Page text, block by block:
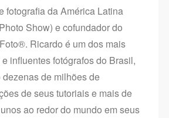
fotografia da América Latina
Show) e cofundador do
Ricardo é um dos mais
influentes fotógrafos do Brasil,
de milhões de
de seus tutoriais e mais de
ao redor do mundo em seus